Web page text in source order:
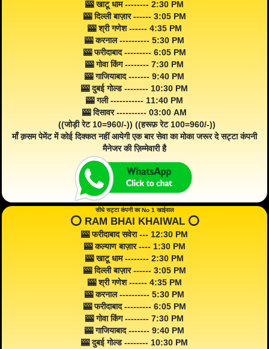
🎰 खाटू धाम -------- 2:30 PM
🎰 दिल्ली बाज़ार ------ 3:05 PM
🎰 श्री गणेश ------ 4:35 PM
🎰 करनाल ---------- 5:30 PM
🎰 फरीदाबाद --------- 6:05 PM
🎰 गोवा किंग -------- 7:30 PM
🎰 गाजियाबाद ------- 9:40 PM
🎰 दुबई गोल्ड -------- 10:30 PM
🎰 गली ----------- 11:40 PM
🎰 दिसावर ---------- 03:00 AM
((जोड़ी रेट 10=960/-)) ((हरूफ़ रेट 100=960/-))
माँ क़सम पेमेंट में कोई दिक्कत नहीं आयेगी एक बार सेवा का मोका जरूर दे सट्टा कंपनी
मैनेजर की ज़िम्मेवारी है
सीधे सट्टा कंपनी का No 1 खाईवाल
⭕️ RAM BHAI KHAIWAL ⭕️
🎰 फरीदाबाद सवेरा --- 12:30 PM
🎰 कल्याण बाज़ार ---- 1:30 PM
🎰 खाटू धाम -------- 2:30 PM
🎰 दिल्ली बाज़ार ------ 3:05 PM
🎰 श्री गणेश ------ 4:35 PM
🎰 करनाल ---------- 5:30 PM
🎰 फरीदाबाद --------- 6:05 PM
🎰 गोवा किंग -------- 7:30 PM
🎰 गाजियाबाद ------- 9:40 PM
🎰 दुबई गोल्ड -------- 10:30 PM